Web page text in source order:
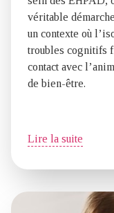
véritable
un contexte où
troubles cognitifs
contact avec
de bien-être.
Lire la suite